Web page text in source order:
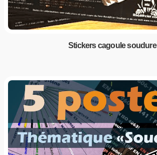
Stickers cagoule soudure